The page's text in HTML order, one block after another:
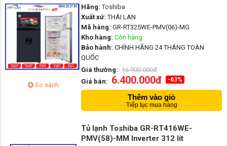
So sánh
Hãng: Toshiba
Xuất xứ: THÁI LAN
Mã hàng: GR-RT325WE-PMV(06)-MG
Kho hàng: Còn hàng
Bảo hành: CHÍNH HÃNG 24 THÁNG TOÀN
QUỐC
Giá thường: 16.900.000đ
Giá bán: 6.400.000đ -63%
Thêm vào giỏ
Tiếp tục mua hàng
Tủ lạnh Toshiba GR-RT416WE-
PMV(58)-MM Inverter 312 lít